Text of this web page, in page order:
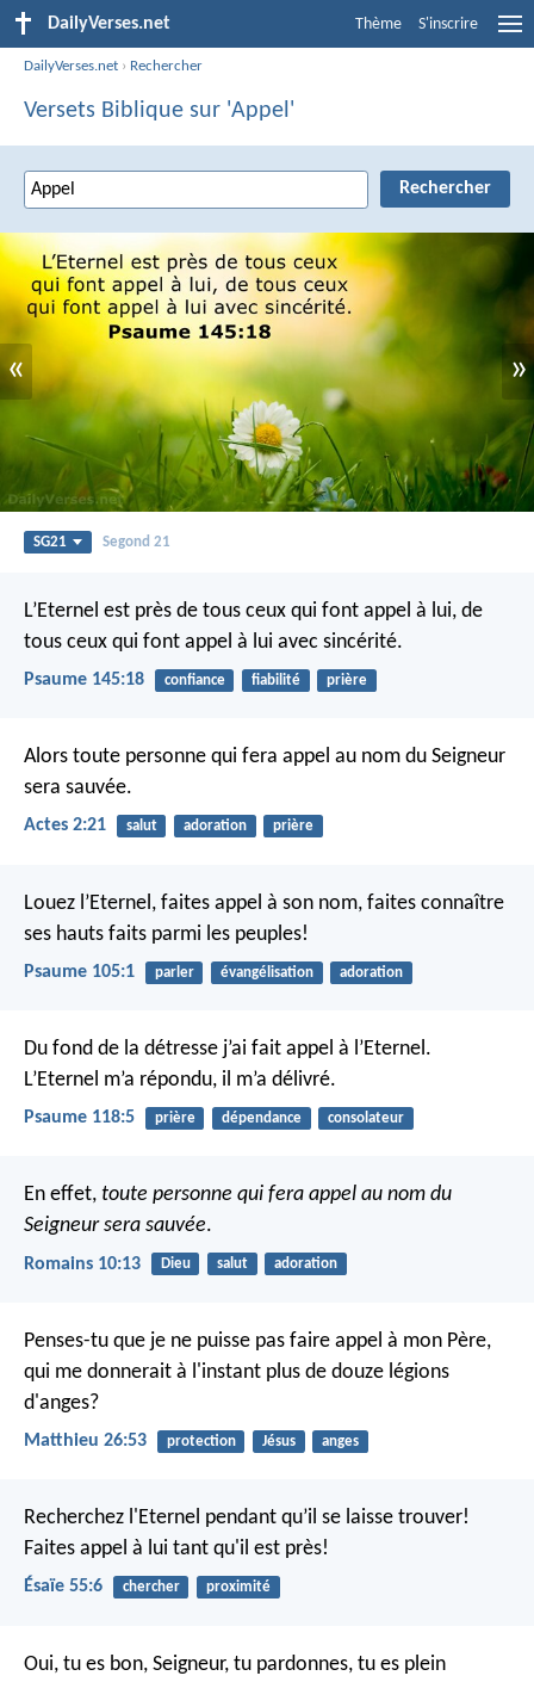
DailyVerses.net Thème S'inscrire
DailyVerses.net › Rechercher
Versets Biblique sur 'Appel'
« »
SG21 Segond 21
L’Eternel est près de tous ceux qui font appel à lui, de
tous ceux qui font appel à lui avec sincérité.
Psaume 145:18 confiance fiabilité prière
Alors toute personne qui fera appel au nom du Seigneur
sera sauvée.
Actes 2:21 salut adoration prière
Louez l’Eternel, faites appel à son nom, faites connaître
ses hauts faits parmi les peuples!
Psaume 105:1 parler évangélisation adoration
Du fond de la détresse j’ai fait appel à l’Eternel.
L’Eternel m’a répondu, il m’a délivré.
Psaume 118:5 prière dépendance consolateur
En effet, toute personne qui fera appel au nom du
Seigneur sera sauvée.
Romains 10:13 Dieu salut adoration
Penses-tu que je ne puisse pas faire appel à mon Père,
qui me donnerait à l'instant plus de douze légions
d'anges?
Matthieu 26:53 protection Jésus anges
Recherchez l'Eternel pendant qu’il se laisse trouver!
Faites appel à lui tant qu'il est près!
Ésaïe 55:6 chercher proximité
Oui, tu es bon, Seigneur, tu pardonnes, tu es plein